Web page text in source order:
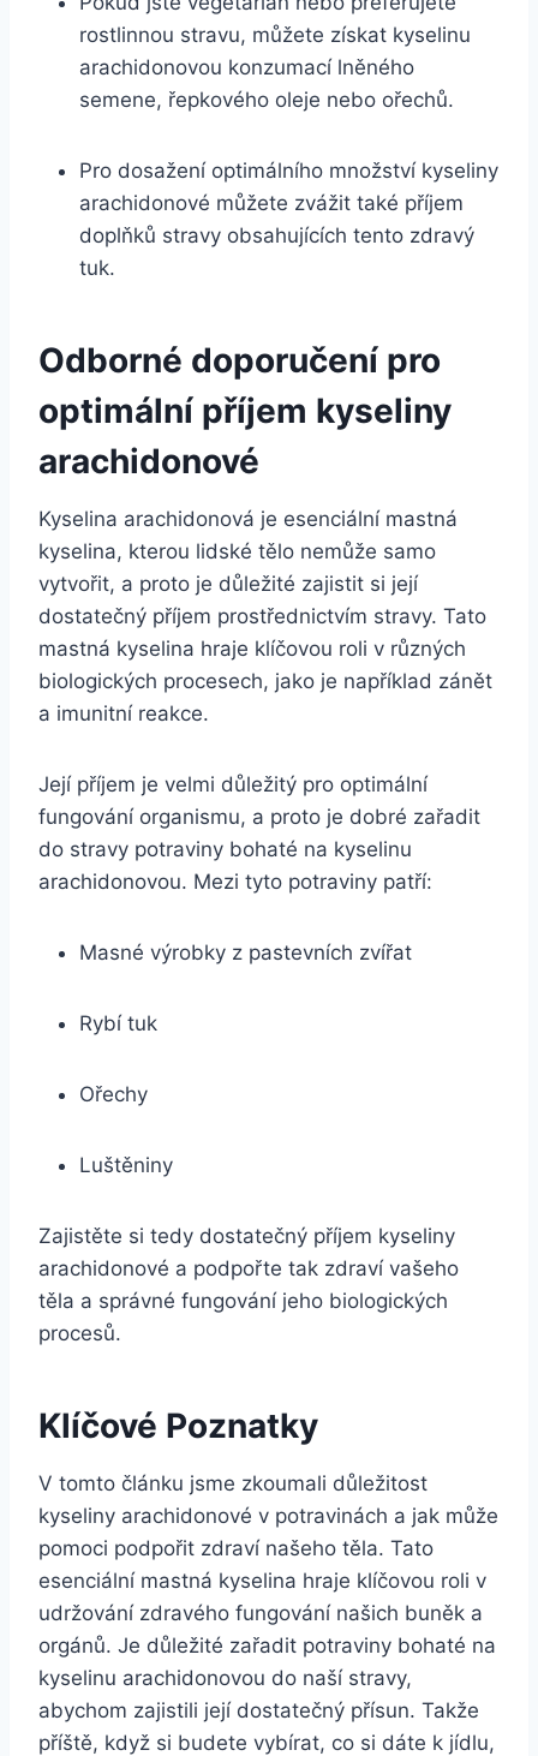
rostlinnou stravu, můžete získat kyselinu
arachidonovou konzumací lněného
semene, řepkového oleje nebo ořechů.
Pro dosažení optimálního množství kyseliny
arachidonové můžete zvážit také příjem
doplňků stravy obsahujících tento zdravý
tuk.
Odborné doporučení pro
optimální příjem kyseliny
arachidonové
Kyselina arachidonová je esenciální mastná
kyselina, kterou lidské tělo nemůže samo
vytvořit, a proto je důležité zajistit si její
dostatečný příjem prostřednictvím stravy. Tato
mastná kyselina hraje klíčovou roli v různých
biologických procesech, jako je například zánět
a imunitní reakce.
Její příjem je velmi důležitý pro optimální
fungování organismu, a proto je dobré zařadit
do stravy potraviny bohaté na kyselinu
arachidonovou. Mezi tyto potraviny patří:
Masné výrobky z pastevních zvířat
Rybí tuk
Ořechy
Luštěniny
Zajistěte si tedy dostatečný příjem kyseliny
arachidonové a podpořte tak zdraví vašeho
těla a správné fungování jeho biologických
procesů.
Klíčové Poznatky
V tomto článku jsme zkoumali důležitost
kyseliny arachidonové v potravinách a jak může
pomoci podpořit zdraví našeho těla. Tato
esenciální mastná kyselina hraje klíčovou roli v
udržování zdravého fungování našich buněk a
orgánů. Je důležité zařadit potraviny bohaté na
kyselinu arachidonovou do naší stravy,
abychom zajistili její dostatečný přísun. Takže
příště, když si budete vybírat, co si dáte k jídlu,